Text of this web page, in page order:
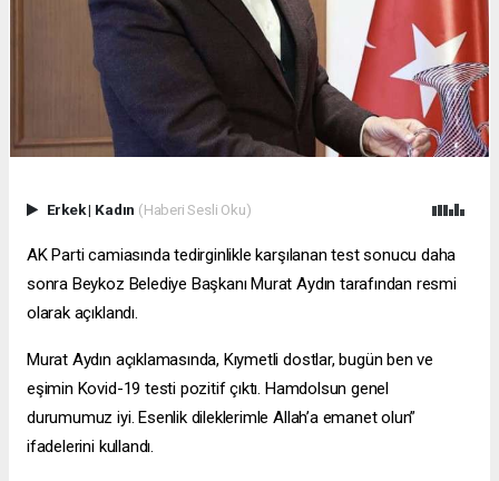
Erkek| Kadın (Haberi Sesli Oku)
AK Parti camiasında tedirginlikle karşılanan test sonucu daha
sonra Beykoz Belediye Başkanı Murat Aydın tarafından resmi
olarak açıklandı.
Murat Aydın açıklamasında, Kıymetli dostlar, bugün ben ve
eşimin Kovid-19 testi pozitif çıktı. Hamdolsun genel
durumumuz iyi. Esenlik dileklerimle Allah’a emanet olun”
ifadelerini kullandı.